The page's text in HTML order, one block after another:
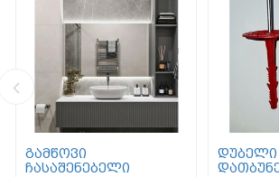
გამწოვი
ჩასაშენებელი
დუბელი